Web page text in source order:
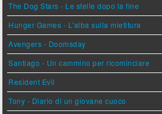
The Dog Stars - Le stelle dopo la fine
Hunger Games - L'alba sulla mietitura
Avengers - Doomsday
Santiago - Un cammino per ricominciare
Resident Evil
Tony - Diario di un giovane cuoco